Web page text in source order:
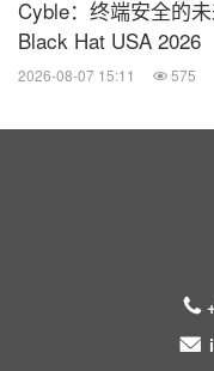
Cyble：终端安全的
Black Hat USA 2026
2026-08-07 15:11 575